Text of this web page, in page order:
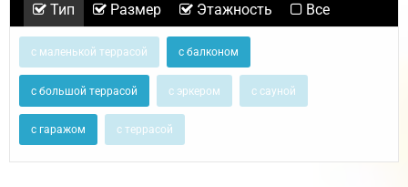
Тип Размер Этажность Все
с маленькой террасой с балконом
с большой террасой с эркером с сауной
с гаражом с террасой